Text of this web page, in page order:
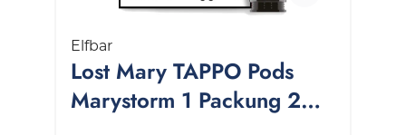
Elfbar
Lost Mary TAPPO Pods
Marystorm 1 Packung 2